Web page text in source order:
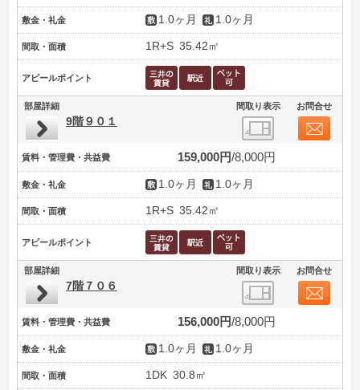
敷金・礼金 1.0ヶ月 1.0ヶ月
間取・面積 1R+S 35.42㎡
アピールポイント
部屋詳細 間取り表示 お問合せ
9階９０１
賃料・管理費・共益費 159,000円 8,000円
敷金・礼金 1.0ヶ月 1.0ヶ月
間取・面積 1R+S 35.42㎡
アピールポイント
部屋詳細 間取り表示 お問合せ
7階７０６
賃料・管理費・共益費 156,000円 8,000円
敷金・礼金 1.0ヶ月 1.0ヶ月
間取・面積 1DK 30.8㎡